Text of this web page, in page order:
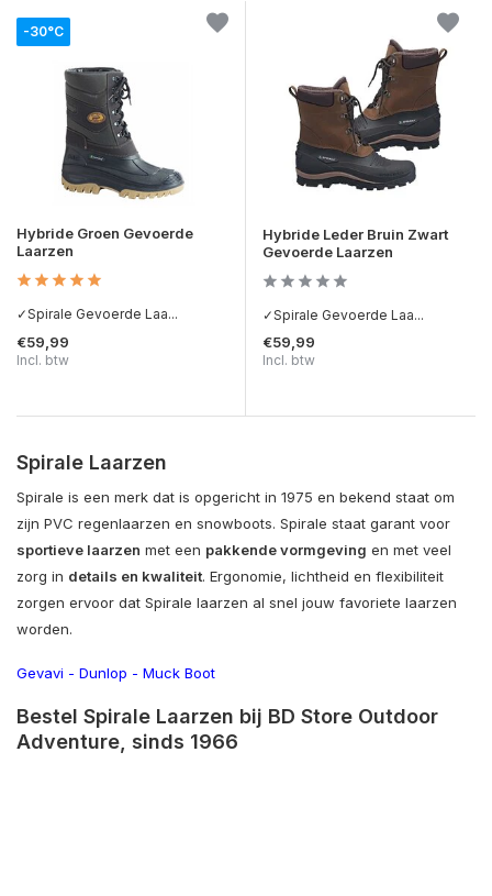
-30°C
Hybride Groen Gevoerde
Laarzen
✓Spirale Gevoerde Laa...
€59,99
Incl. btw
Hybride Leder Bruin Zwart
Gevoerde Laarzen
✓Spirale Gevoerde Laa...
€59,99
Incl. btw
Spirale Laarzen
Spirale is een merk dat is opgericht in 1975 en bekend staat om
zijn PVC regenlaarzen en snowboots. Spirale staat garant voor
sportieve laarzen met een pakkende vormgeving en met veel
zorg in details en kwaliteit. Ergonomie, lichtheid en flexibiliteit
zorgen ervoor dat Spirale laarzen al snel jouw favoriete laarzen
worden.
Gevavi - Dunlop - Muck Boot
Bestel Spirale Laarzen bij BD Store Outdoor
Adventure, sinds 1966